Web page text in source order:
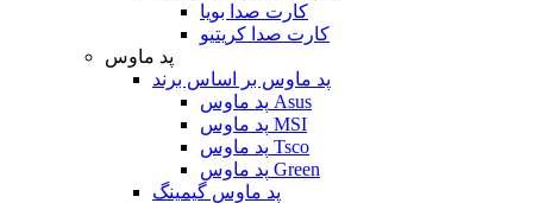
کارت صدا بویا
کارت صدا کریتیو
پد ماوس
پد ماوس بر اساس برند
پد ماوس Asus
پد ماوس MSI
پد ماوس Tsco
پد ماوس Green
پد ماوس گیمینگ